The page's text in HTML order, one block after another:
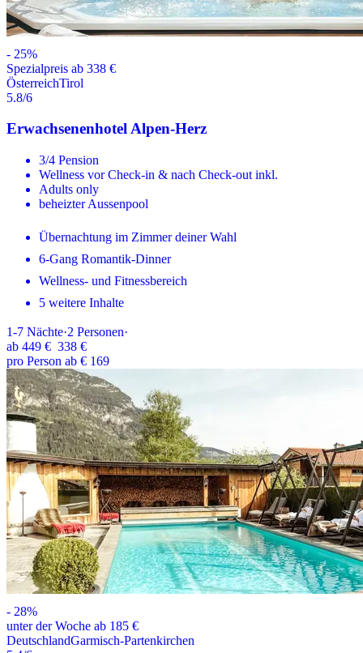
- 25%
Spezialpreis ab 338 €
ÖsterreichTirol
5.8/6
Erwachsenenhotel Alpen-Herz
3/4 Pension
Wellness vor Check-in & nach Check-out inkl.
Adults only
beheizter Aussenpool
Übernachtung im Zimmer deiner Wahl
6-Gang Romantik-Dinner
Wellness- und Fitnessbereich
5 weitere Inhalte
1-7 Nächte·2 Personen·
ab 449 € 338 €
pro Person ab € 169
- 28%
unter der Woche ab 185 €
DeutschlandGarmisch-Partenkirchen